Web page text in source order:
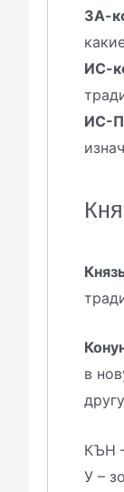
ЗА-
ИС-
ИС-
в
КЪН
У –